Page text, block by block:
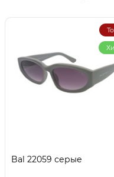
Bal 22059 серые